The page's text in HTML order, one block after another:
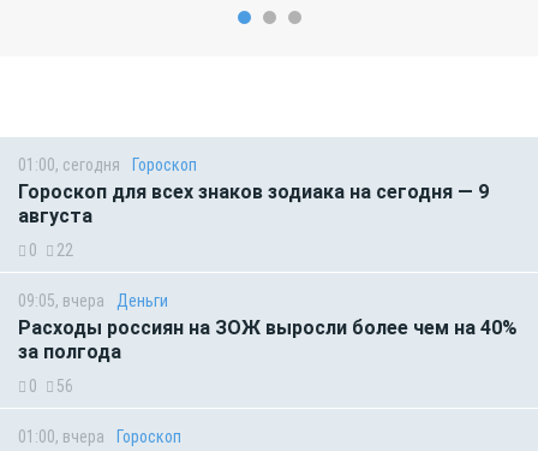
01:00, сегодня Гороскоп
Гороскоп для всех знаков зодиака на сегодня — 9
августа
0 22
09:05, вчера Деньги
Расходы россиян на ЗОЖ выросли более чем на 40%
за полгода
0 56
01:00, вчера Гороскоп